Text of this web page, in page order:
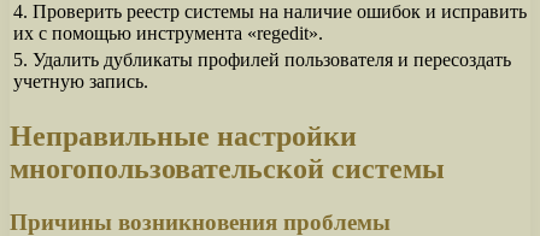
4. Проверить реестр системы на наличие ошибок и исправить
их с помощью инструмента «regedit».
5. Удалить дубликаты профилей пользователя и пересоздать
учетную запись.
Неправильные настройки
многопользовательской системы
Причины возникновения проблемы